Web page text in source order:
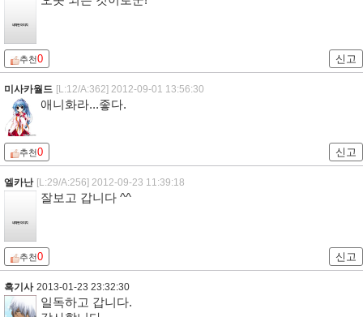
추천0 신고
미사카월드 [L:12/A:362] 2012-09-01 13:56:30
애니화라...좋다.
추천0 신고
엘카난 [L:29/A:256] 2012-09-23 11:39:18
잘보고 갑니다 ^^
추천0 신고
흑기사 2013-01-23 23:32:30
일독하고 갑니다.